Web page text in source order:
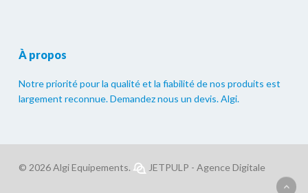
À propos
Notre priorité pour la qualité et la fiabilité de nos produits est
largement reconnue. Demandez nous un devis. Algi.
© 2026 Algi Equipements. JETPULP - Agence Digitale